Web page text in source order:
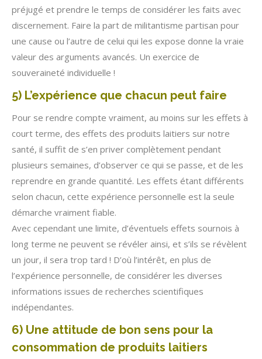
préjugé et prendre le temps de considérer les faits avec
discernement. Faire la part de militantisme partisan pour
une cause ou l’autre de celui qui les expose donne la vraie
valeur des arguments avancés. Un exercice de
souveraineté individuelle !
5) L’expérience que chacun peut faire
Pour se rendre compte vraiment, au moins sur les effets à
court terme, des effets des produits laitiers sur notre
santé, il suffit de s’en priver complètement pendant
plusieurs semaines, d’observer ce qui se passe, et de les
reprendre en grande quantité. Les effets étant différents
selon chacun, cette expérience personnelle est la seule
démarche vraiment fiable.
Avec cependant une limite, d’éventuels effets sournois à
long terme ne peuvent se révéler ainsi, et s’ils se révèlent
un jour, il sera trop tard ! D’où l’intérêt, en plus de
l’expérience personnelle, de considérer les diverses
informations issues de recherches scientifiques
indépendantes.
6) Une attitude de bon sens pour la
consommation de produits laitiers